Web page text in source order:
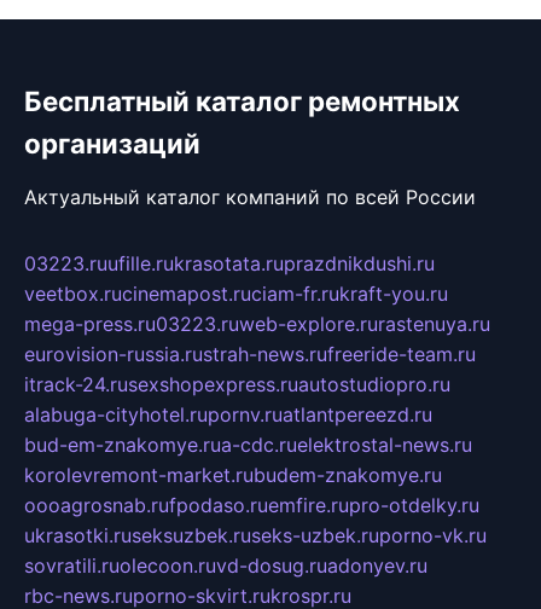
Бесплатный каталог ремонтных
организаций
Актуальный каталог компаний по всей России
03223.ruufille.rukrasotata.ruprazdnikdushi.ru
veetbox.rucinemapost.ruciam-fr.rukraft-you.ru
mega-press.ru03223.ruweb-explore.rurastenuya.ru
eurovision-russia.rustrah-news.rufreeride-team.ru
itrack-24.rusexshopexpress.ruautostudiopro.ru
alabuga-cityhotel.rupornv.ruatlantpereezd.ru
bud-em-znakomye.rua-cdc.ruelektrostal-news.ru
korolevremont-market.rubudem-znakomye.ru
oooagrosnab.rufpodaso.ruemfire.rupro-otdelky.ru
ukrasotki.ruseksuzbek.ruseks-uzbek.ruporno-vk.ru
sovratili.ruolecoon.ruvd-dosug.ruadonyev.ru
rbc-news.ruporno-skvirt.rukrospr.ru